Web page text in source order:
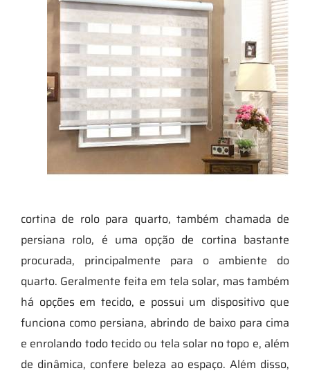
cortina de rolo para quarto, também chamada de
persiana rolo, é uma opção de cortina bastante
procurada, principalmente para o ambiente do
quarto. Geralmente feita em tela solar, mas também
há opções em tecido, e possui um dispositivo que
funciona como persiana, abrindo de baixo para cima
e enrolando todo tecido ou tela solar no topo e, além
de dinâmica, confere beleza ao espaço. Além disso,